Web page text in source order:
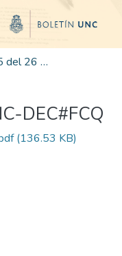
Edición 001/2025 del 26 de mayo de 2025
DEC#FCQ
(136.53 KB)